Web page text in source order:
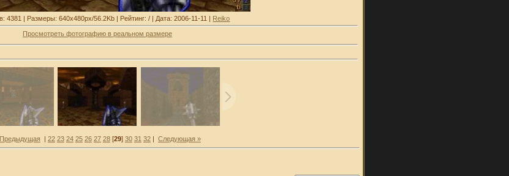
4381 | Размеры: 640x480px/56.2Kb | Рейтинг: / | Дата: 2006-11-11 | Reiko
Просмотреть фотографию в реальном размере
| 22 23 24 25 26 27 28[29] 30 31 32| Следующая »